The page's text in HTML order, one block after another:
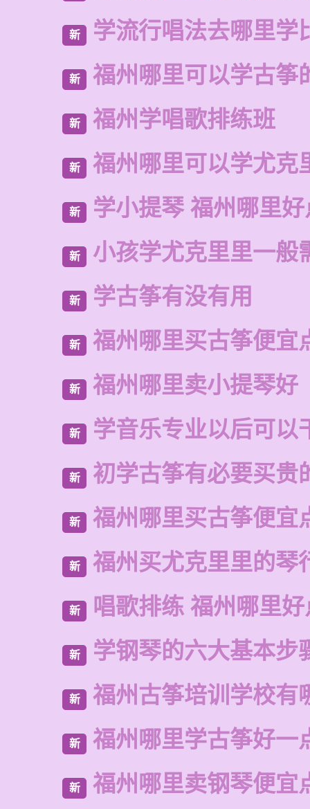
新 学流行唱法去哪里学
新 福州哪里可以学古筝
新 福州学唱歌排练班
新 福州哪里可以学尤克
新 学小提琴 福州哪里好
新 小孩学尤克里里一般
新 学古筝有没有用
新 福州哪里买古筝便宜
新 福州哪里卖小提琴好
新 学音乐专业以后可以
新 初学古筝有必要买贵
新 福州哪里买古筝便宜
新 福州买尤克里里的琴
新 唱歌排练 福州哪里
新 学钢琴的六大基本步
新 福州古筝培训学校有
新 福州哪里学古筝好一
新 福州哪里卖钢琴便宜